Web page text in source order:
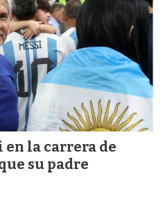
en la carrera de
su padre